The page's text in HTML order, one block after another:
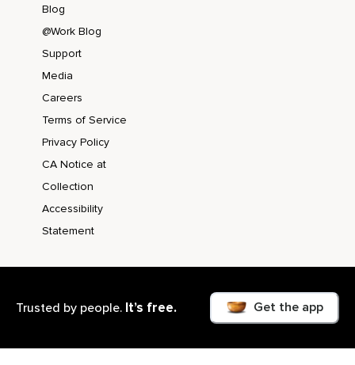
Trusted by people. It’s free. Get the app
Blog
@Work Blog
Support
Media
Careers
Terms of Service
Privacy Policy
CA Notice at
Collection
Accessibility
Statement